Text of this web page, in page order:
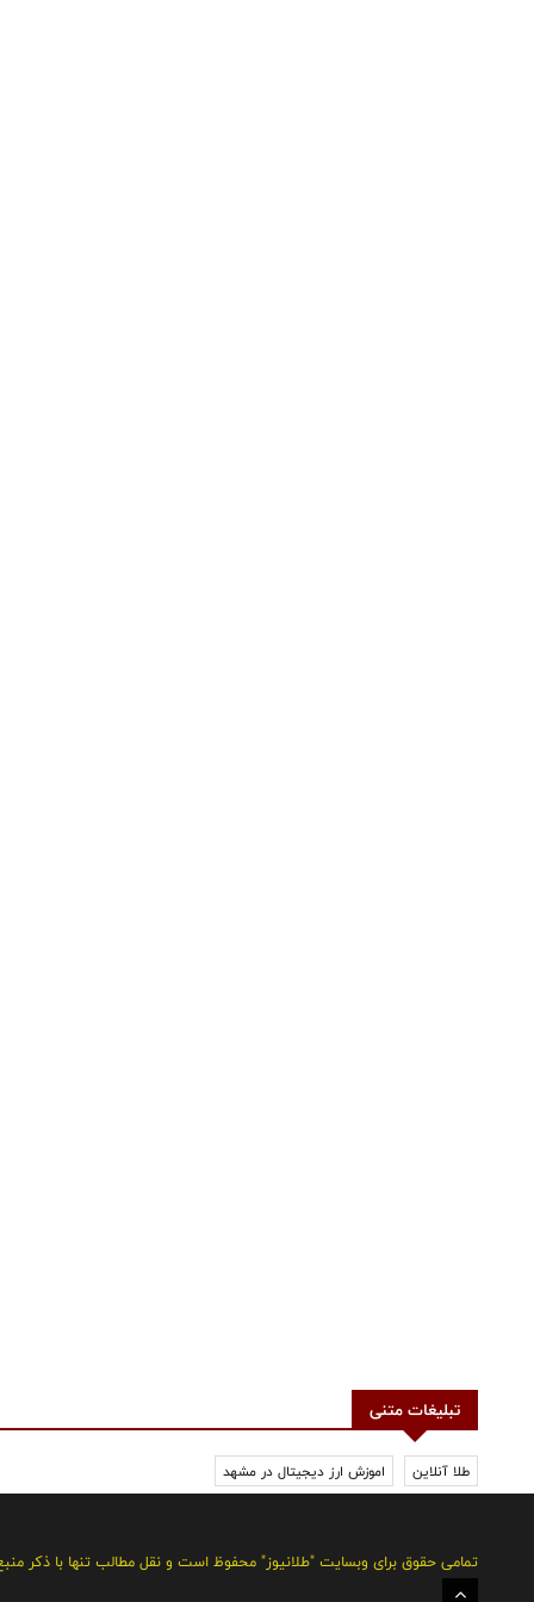
تبلیغات متنی
طلا آنلاین اموزش ارز دیجیتال در مشهد
تمامی حقوق برای وبسایت "طلانیوز" محفوظ است و نقل مطالب تنها با ذکر